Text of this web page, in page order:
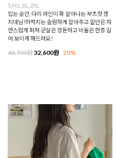
S,M,L,XL,2XL
입는 순간, 다리 라인이 확 살아나는 부츠컷 생
지데님!허벅지는 슬림하게 잡아주고 밑단은 자
연스럽게 퍼져 군살은 정돈하고 비율은 한층 길
어 보이게 해드려요!
40,700원32,600원 20%